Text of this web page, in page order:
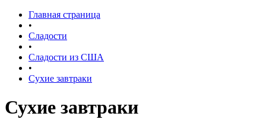
Главная страница
•
Сладости
•
Сладости из США
•
Сухие завтраки
Сухие завтраки